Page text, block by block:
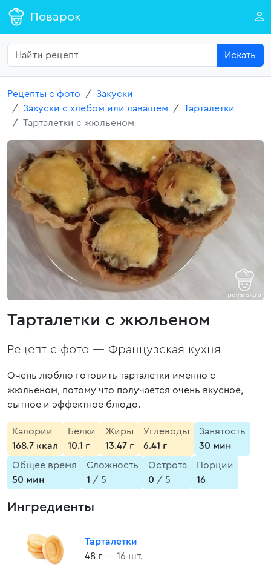
Поварок
Искать
Рецепты с фото
Закуски
Закуски с хлебом или лавашем
Тарталетки
Тарталетки с жюльеном
Тарталетки с жюльеном
Рецепт с фото — Французская кухня
Очень люблю готовить тарталетки именно с
жюльеном, потому что получается очень вкусное,
сытное и эффектное блюдо.
Калории
168.7 ккал
Белки
10.1 г
Жиры
13.47 г
Углеводы
6.41 г
Занятость
30 мин
Общее время
50 мин
Сложность
1 / 5
Острота
0 / 5
Порции
16
Ингредиенты
Тарталетки
48 г — 16 шт.